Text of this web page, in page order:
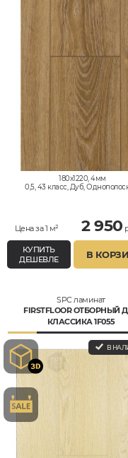
180x1220, 4мм
0,5, 43 класс, Дуб,
Цена за 1 м² 2 950
КУПИТЬ
ДЕШЕВЛЕ
В
SPC ламинат
FIRSTFLOOR ОТБОРНЫЙ
КЛАССИКА 1F055
В